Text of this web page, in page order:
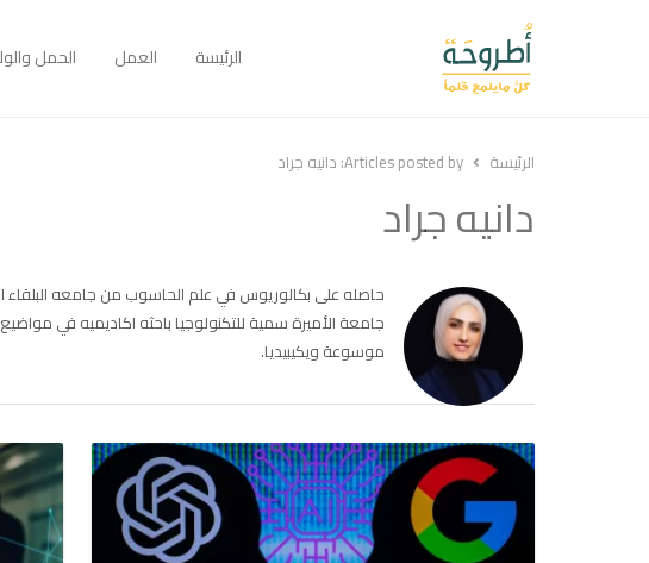
الرئيسة العمل الحمل
الرئيسة Articles posted by: دانيه جراد
دانيه جراد
حاصله على بكالوريوس في علم الحاسوب من جامعه
جامعة الأميرة سمية للتكنولوجيا باحثه اكاديميه في
موسوعة ويكيبيديا.